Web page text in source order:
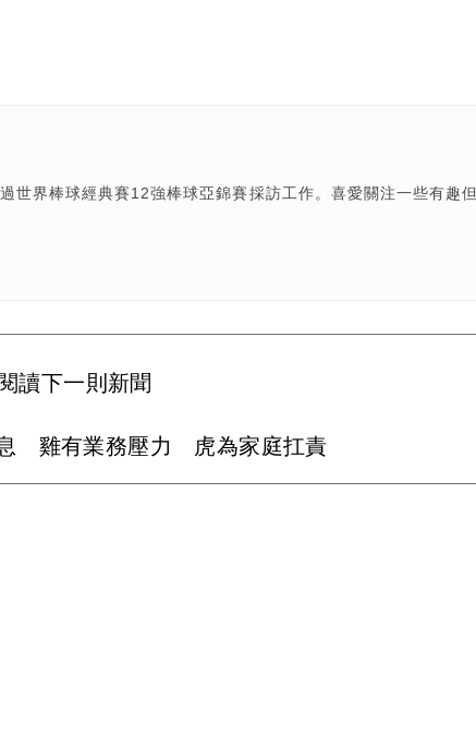
世界棒球經典賽12強棒球亞錦賽採訪工作。喜愛關注一些有趣但
讀下一則新聞
雞有業務壓力 虎為家庭扛責